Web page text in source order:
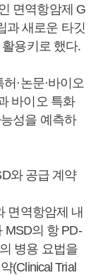
면역항암제 G
과 새로운 타깃
용키로 했다.
·논문·바이오
바이오 특화
성을 예측하
와 공급 계약
면역항암제 내
MSD의 항 PD-
병용 요법을
(Clinical Trial